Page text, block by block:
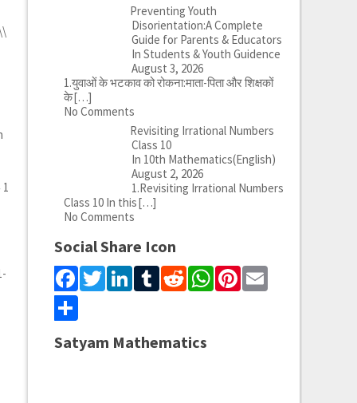
Preventing Youth
Disorientation:A Complete
Guide for Parents & Educators
In Students & Youth Guidence
August 3, 2026
1.युवाओं के भटकाव को रोकना:माता-पिता और शिक्षकों
के[…]
No Comments
Revisiting Irrational Numbers
Class 10
In 10th Mathematics(English)
August 2, 2026
1.Revisiting Irrational Numbers
Class 10 In this[…]
No Comments
Social Share Icon
Facebook
Twitter
LinkedIn
Tumblr
Reddit
WhatsApp
Pinterest
Email
Share
Satyam Mathematics